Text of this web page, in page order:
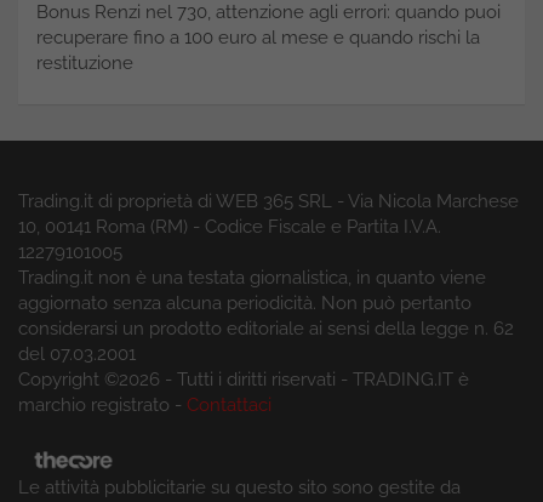
Bonus Renzi nel 730, attenzione agli errori: quando puoi
recuperare fino a 100 euro al mese e quando rischi la
restituzione
Trading.it di proprietà di WEB 365 SRL - Via Nicola Marchese
10, 00141 Roma (RM) - Codice Fiscale e Partita I.V.A.
12279101005
Trading.it non è una testata giornalistica, in quanto viene
aggiornato senza alcuna periodicità. Non può pertanto
considerarsi un prodotto editoriale ai sensi della legge n. 62
del 07.03.2001
Copyright ©2026 - Tutti i diritti riservati - TRADING.IT è
marchio registrato - Contattaci
Le attività pubblicitarie su questo sito sono gestite da